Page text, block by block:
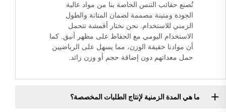
تُصنع حقائب التنس الخاصة بنا من مواد عالية
الجودة ومتينة مصممة لضمان المتانة والطول
الزمني للاستخدام. نحن نختار أقمشة تتحمل
الاستخدام اليومي مع الحفاظ على مظهر أنيق. كما
أن موادنا خفيفة الوزن، مما يسهل على الرياضيين
حمل معداتهم دون إضافة حجم أو وزن زائد.
ما هي المدة الزمنية لإنتاج الطلبات المخصصة؟